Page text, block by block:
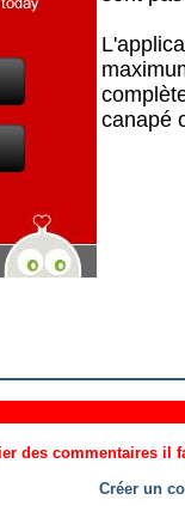
canapé
des commentaires il
Créer un